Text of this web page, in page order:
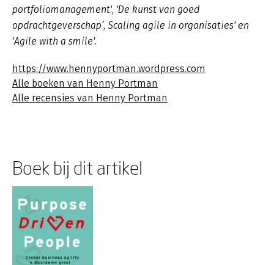
portfoliomanagement', 'De kunst van goed
opdrachtgeverschap’, Scaling agile in organisaties' en
'Agile with a smile'.
https://www.hennyportman.wordpress.com
Alle boeken van Henny Portman
Alle recensies van Henny Portman
Boek bij dit artikel